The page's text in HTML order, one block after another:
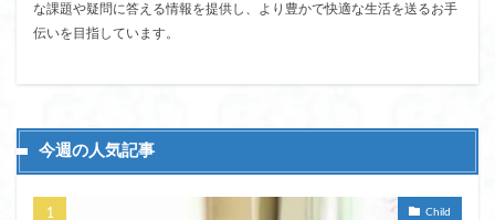
な課題や疑問に答える情報を提供し、より豊かで快適な生活を送るお手
伝いを目指しています。
今週の人気記事
Child